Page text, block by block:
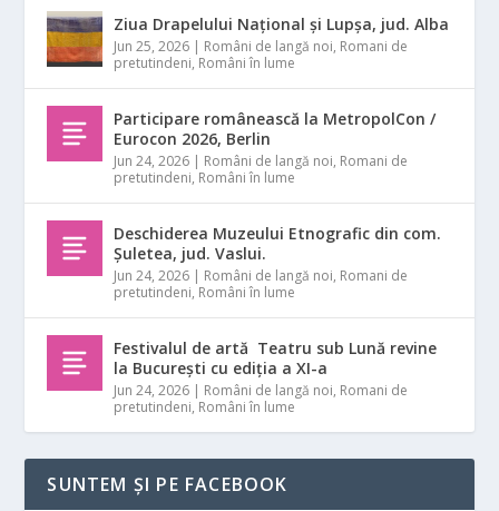
Ziua Drapelului Național și Lupșa, jud. Alba
Jun 25, 2026 | Români de langă noi, Romani de
pretutindeni, Români în lume
Participare românească la MetropolCon /
Eurocon 2026, Berlin
Jun 24, 2026 | Români de langă noi, Romani de
pretutindeni, Români în lume
Deschiderea Muzeului Etnografic din com.
Șuletea, jud. Vaslui.
Jun 24, 2026 | Români de langă noi, Romani de
pretutindeni, Români în lume
Festivalul de artă Teatru sub Lună revine
la București cu ediția a XI-a
Jun 24, 2026 | Români de langă noi, Romani de
pretutindeni, Români în lume
SUNTEM ȘI PE FACEBOOK